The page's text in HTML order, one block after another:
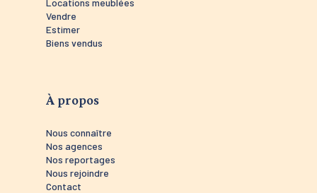
Vendre
Estimer
Biens vendus
À propos
Nous connaître
Nos agences
Nos reportages
Nous rejoindre
Contact